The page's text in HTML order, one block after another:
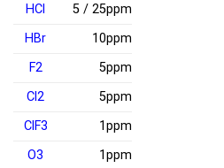
HCl
5 / 25ppm
HBr
10ppm
F2
5ppm
Cl2
5ppm
ClF3
1ppm
O3 1ppm